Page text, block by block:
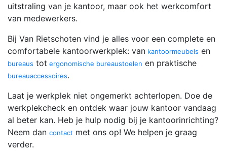
uitstraling van je kantoor, maar ook het werkcomfort
van medewerkers.
Bij Van Rietschoten vind je alles voor een complete en
comfortabele kantoorwerkplek: van kantoormeubels en
bureaus tot ergonomische bureaustoelen en praktische
bureauaccessoires.
Laat je werkplek niet ongemerkt achterlopen. Doe de
werkplekcheck en ontdek waar jouw kantoor vandaag
al beter kan. Heb je hulp nodig bij je kantoorinrichting?
Neem dan contact met ons op! We helpen je graag
verder.